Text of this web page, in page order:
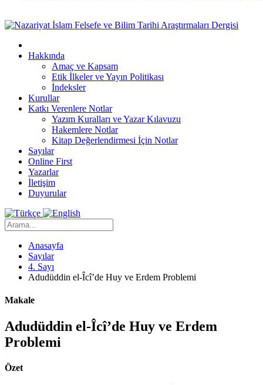
Hakkında
Amaç ve Kapsam
Etik İlkeler ve Yayın Politikası
İndeksler
Kurullar
Katkı Verenlere Notlar
Yazım Kuralları ve Yazar Kılavuzu
Hakemlere Notlar
Kitap Değerlendirmesi İçin Notlar
Sayılar
Online First
Yazarlar
İletişim
Duyurular
Anasayfa
Sayılar
4. Sayı
Adudüddin el-Îcî’de Huy ve Erdem Problemi
Makale
Adudüddin el-Îcî’de Huy ve Erdem
Problemi
Özet